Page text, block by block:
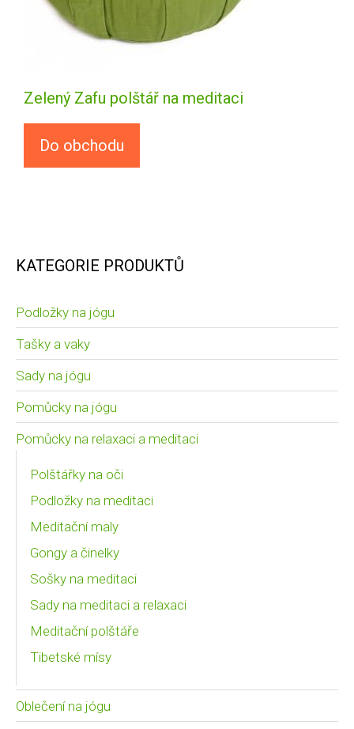
Zelený Zafu polštář na meditaci
Do obchodu
KATEGORIE PRODUKTŮ
Podložky na jógu
Tašky a vaky
Sady na jógu
Pomůcky na jógu
Pomůcky na relaxaci a meditaci
Polštářky na oči
Podložky na meditaci
Meditační maly
Gongy a činelky
Sošky na meditaci
Sady na meditaci a relaxaci
Meditační polštáře
Tibetské mísy
Oblečení na jógu